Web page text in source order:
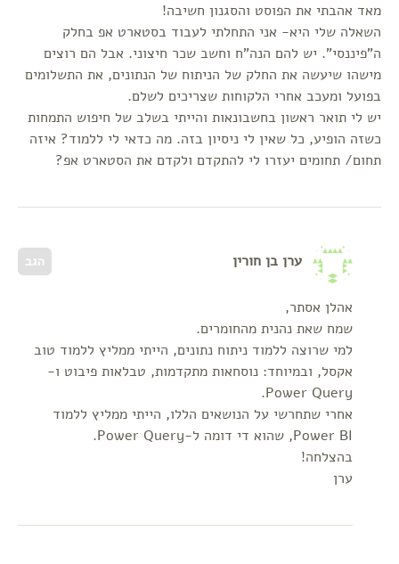
מאד אהבתי את הפוסט והסגנון חשיבה!
השאלה שלי היא- אני התחלתי לעבוד בסטארט אפ בחלק
ה"פיננסי". יש להם הנה"ח וחשב שכר חיצוני. אבל הם רוצים
מישהו שיעשה את החלק של הניתוח של הנתונים, את התשלומים
בפועל ומעכב אחרי הלקוחות שצריכים לשלם.
יש לי תואר ראשון בחשבונאות והייתי בשלב של חיפוש התמחות
כשזה הופיע, כל שאין לי ניסיון בזה. מה כדאי לי ללמוד? איזה
תחום/ תחומים יעזרו לי להתקדם ולקדם את הסטארט אפ?
הגב ערן בן חורין
אהלן אסתר,
שמח שאת נהנית מהחומרים.
למי שרוצה ללמוד ניתוח נתונים, הייתי ממליץ ללמוד טוב
אקסל, ובמיוחד: נוסחאות מתקדמות, טבלאות פיבוט ו-
Power Query.
אחרי שתחרשי על הנושאים הללו, הייתי ממליץ ללמוד
Power BI, שהוא די דומה ל-Power Query.
בהצלחה!
ערן